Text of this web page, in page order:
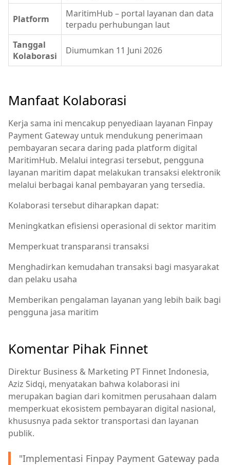
Platform
MaritimHub – portal layanan dan data
terpadu perhubungan laut
Tanggal
Kolaborasi
Diumumkan 11 Juni 2026
Manfaat Kolaborasi
Kerja sama ini mencakup penyediaan layanan Finpay
Payment Gateway untuk mendukung penerimaan
pembayaran secara daring pada platform digital
MaritimHub. Melalui integrasi tersebut, pengguna
layanan maritim dapat melakukan transaksi elektronik
melalui berbagai kanal pembayaran yang tersedia.
Kolaborasi tersebut diharapkan dapat:
Meningkatkan efisiensi operasional di sektor maritim
Memperkuat transparansi transaksi
Menghadirkan kemudahan transaksi bagi masyarakat
dan pelaku usaha
Memberikan pengalaman layanan yang lebih baik bagi
pengguna jasa maritim
Komentar Pihak Finnet
Direktur Business & Marketing PT Finnet Indonesia,
Aziz Sidqi, menyatakan bahwa kolaborasi ini
merupakan bagian dari komitmen perusahaan dalam
memperkuat ekosistem pembayaran digital nasional,
khususnya pada sektor transportasi dan layanan
publik.
"Implementasi Finpay Payment Gateway pada